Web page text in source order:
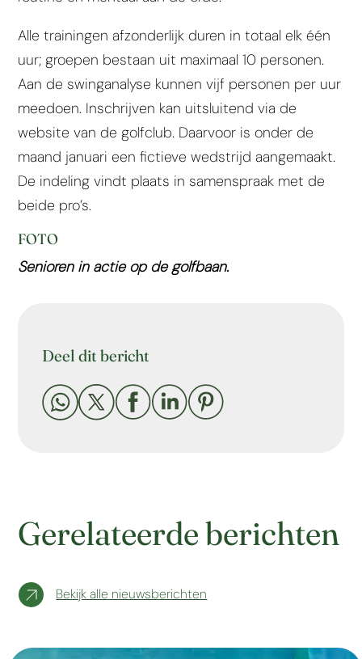
Alle trainingen afzonderlijk duren in totaal elk één
uur; groepen bestaan uit maximaal 10 personen.
Aan de swinganalyse kunnen vijf personen per uur
meedoen. Inschrijven kan uitsluitend via de
website van de golfclub. Daarvoor is onder de
maand januari een fictieve wedstrijd aangemaakt.
De indeling vindt plaats in samenspraak met de
beide pro’s.
FOTO
Senioren in actie op de golfbaan.
Deel dit bericht
    
Gerelateerde berichten
Bekijk alle nieuwsberichten